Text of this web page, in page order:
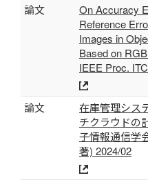
論文
On Accuracy
Reference
Images in
Based on
IEEE Proc.
論文
在庫管理シス
チクラウドの
子情報通信学
著) 2024/02